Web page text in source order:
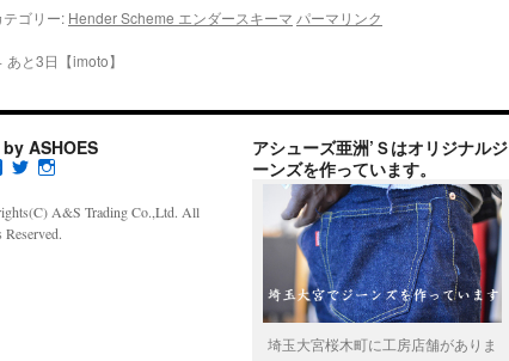
テゴリー: Hender Scheme エンダースキーマ パーマリンク
あと3日【imoto】
by ASHOES
h
o
e
h
o
e
h
o
e
A&S Trading Co.,Ltd. All
Reserved.
アシューズ亜洲’Ｓはオリジナルジ
ーンズを作っています。
埼玉大宮桜木町に工房店舗がありま